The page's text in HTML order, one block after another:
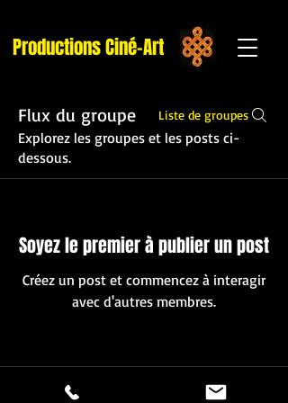
Productions Ciné-Art
Flux du groupe Liste de groupes
Explorez les groupes et les posts ci-
dessous.
Soyez le premier à publier un post
Créez un post et commencez à interagir
avec d'autres membres.
© 2026 Productions Ciné-Art